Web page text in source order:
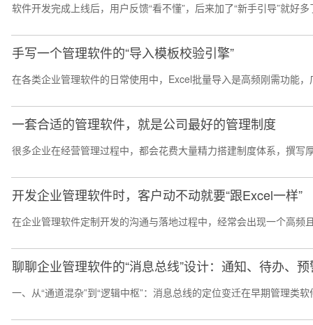
软件开发完成上线后，用户反馈“看不懂”，后来加了“新手引导”就
手写一个管理软件的“导入模板校验引擎”
在各类企业管理软件的日常使用中，Excel批量导入是高频刚需功能
一套合适的管理软件，就是公司最好的管理制度
很多企业在经营管理过程中，都会花费大量精力搭建制度体系，撰
开发企业管理软件时，客户动不动就要“跟Excel一样”
在企业管理软件定制开发的沟通与落地过程中，经常会出现一个高
聊聊企业管理软件的“消息总线”设计：通知、待办、
一、从“通道混杂”到“逻辑中枢”：消息总线的定位变迁在早期管理